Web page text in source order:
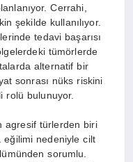
Cerrahi,
şekilde kullanılıyor.
tedavi başarısı
tümörlerde
alternatif bir
sonrası nüks riskini
rolü bulunuyor.
agresif türlerden biri
eğilimi nedeniyle cilt
sorumlu.